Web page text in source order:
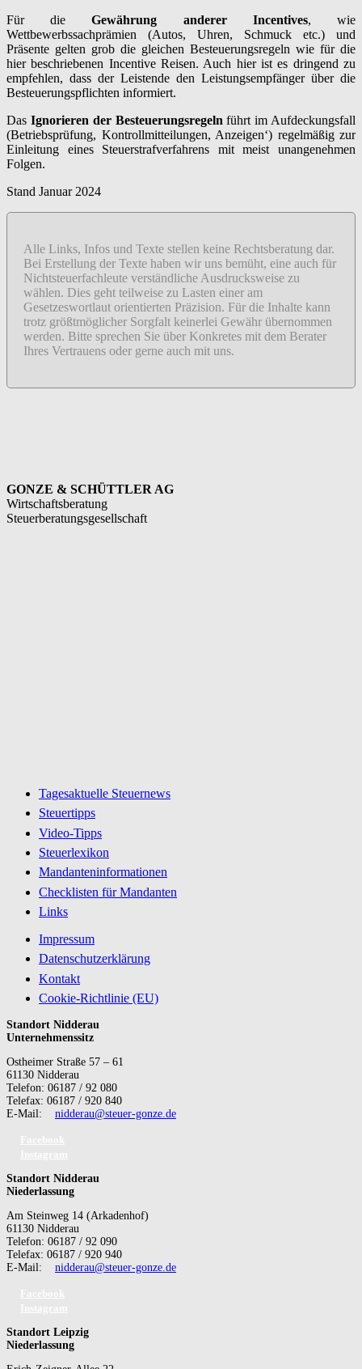
Für dieGewährung anderer Incentives, wie
Wettbewerbssachprämien (Autos, Uhren, Schmuck etc.) und
Präsente gelten grob die gleichen Besteuerungsregeln wie für die
hier beschriebenen Incentive Reisen. Auch hier ist es dringend zu
empfehlen, dass der Leistende den Leistungsempfänger über die
Besteuerungspflichten informiert.
Das Ignorieren der Besteuerungsregeln führt im Aufdeckungsfall
(Betriebsprüfung, Kontrollmitteilungen, Anzeigen‘) regelmäßig zur
Einleitung eines Steuerstrafverfahrens mit meist unangenehmen
Folgen.
Stand Januar 2024
Alle Links, Infos und Texte stellen keine Rechtsberatung dar.
Bei Erstellung der Texte haben wir uns bemüht, eine auch für
Nichtsteuerfachleute verständliche Ausdrucksweise zu
wählen. Dies geht teilweise zu Lasten einer am
Gesetzeswortlaut orientierten Präzision. Für die Inhalte kann
trotz größtmöglicher Sorgfalt keinerlei Gewähr übernommen
werden. Bitte sprechen Sie über Konkretes mit dem Berater
Ihres Vertrauens oder gerne auch mit uns.
GONZE & SCHÜTTLER AG
Wirtschaftsberatung
Steuerberatungsgesellschaft
Tagesaktuelle Steuernews
Steuertipps
Video-Tipps
Steuerlexikon
Mandanteninformationen
Checklisten für Mandanten
Links
Impressum
Datenschutzerklärung
Kontakt
Cookie-Richtlinie (EU)
Standort Nidderau
Unternehmenssitz
Ostheimer Straße 57 – 61
61130 Nidderau
Telefon: 06187 / 92 080
Telefax: 06187 / 920 840
E-Mail: nidderau@steuer-gonze.de
Standort Nidderau
Niederlassung
Am Steinweg 14 (Arkadenhof)
61130 Nidderau
Telefon: 06187 / 92 090
Telefax: 06187 / 920 940
E-Mail: nidderau@steuer-gonze.de
Standort Leipzig
Niederlassung